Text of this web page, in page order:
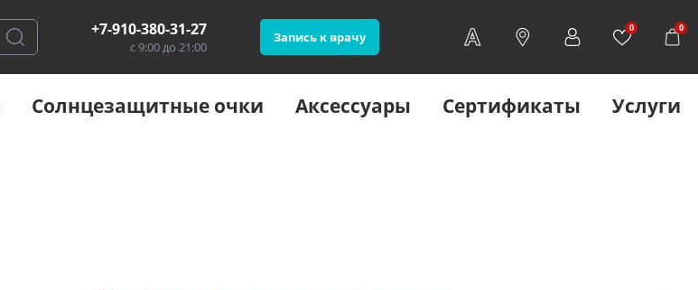
+7-910-380-31-27
с 9:00 до 21:00
Запись к врачу
0 0
Солнцезащитные очки Аксессуары Сертификаты Услуги